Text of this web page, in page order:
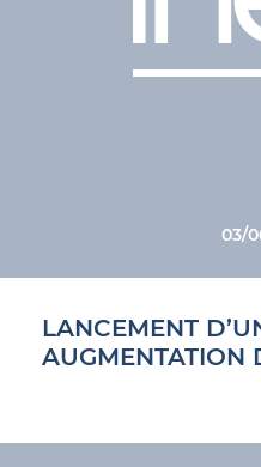
03/
LANCEMENT
AUGMENTATION